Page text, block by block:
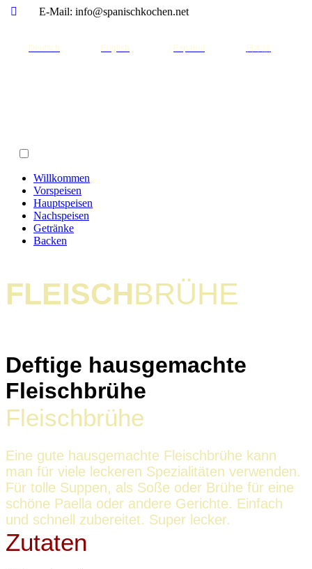
E-Mail: info@spanischkochen.net
Deutsch English Español 日本語
Willkommen
Vorspeisen
Hauptspeisen
Nachspeisen
Getränke
Backen
FLEISCHBRÜHE
Deftige hausgemachte
Fleischbrühe
Fleischbrühe
Eine gute hausgemachte Fleischbrühe kann
man für viele leckeren Spezialitäten verwenden.
Für tolle Suppen, als Soße oder Brühe für eine
schöne Paella oder andere Gerichte. Einfach
und schnell zubereitet. Super lecker.
Zutaten